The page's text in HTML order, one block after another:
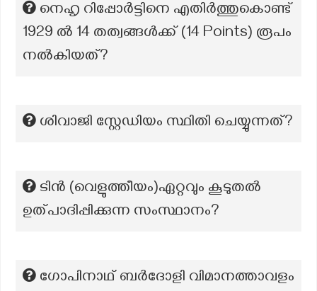
നെഹൃ റിപ്പോർട്ടിനെ എതിർത്തുകൊണ്ട്
1929 ൽ 14 തത്വങ്ങൾക്ക് (14 Points) രൂപം
നൽകിയത്?
ശിവാജി സ്റ്റേഡിയം സ്ഥിതി ചെയ്യുന്നത്?
ടിൻ (വെളുത്തീയം)ഏറ്റവും കൂടുതൽ
ഉത്പാദിപ്പിക്കുന്ന സംസ്ഥാനം?
ഗോപിനാഥ് ബർദോളി വിമാനത്താവളം